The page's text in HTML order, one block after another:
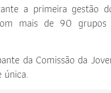
a primeira gestão
mais de 90 grupos
da Comissão da